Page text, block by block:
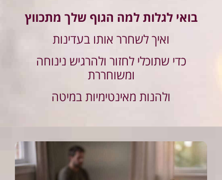
בואי לגלות למה הגוף שלך מתכווץ
ואיך לשחרר אותו בעדינות
כדי שתוכלי לחזור ולהרגיש נינוחה
ומשוחררת
ולהנות מאינטימיות במיטה